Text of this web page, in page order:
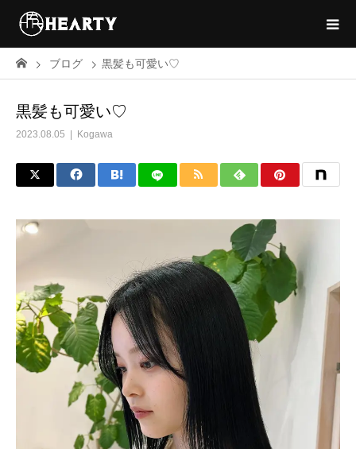
ブログ 黒髪も可愛い♡
黒髪も可愛い♡
2023.08.05 Kogawa